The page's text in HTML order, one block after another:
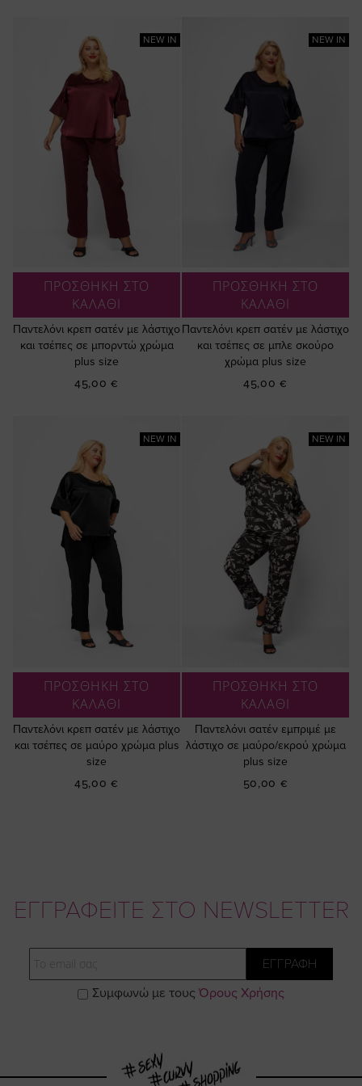
NEW IN
ΠΡΟΣΘΗΚΗ ΣΤΟ
ΚΑΛΑΘΙ
Παντελόνι κρεπ σατέν με λάστιχο
και τσέπες σε μπορντώ χρώμα
plus size
45,00 €
NEW IN
ΠΡΟΣΘΗΚΗ ΣΤΟ
ΚΑΛΑΘΙ
Παντελόνι κρεπ σατέν με λάστιχο
και τσέπες σε μπλε σκούρο
χρώμα plus size
45,00 €
NEW IN
ΠΡΟΣΘΗΚΗ ΣΤΟ
ΚΑΛΑΘΙ
Παντελόνι κρεπ σατέν με λάστιχο
και τσέπες σε μαύρο χρώμα plus
size
45,00 €
NEW IN
ΠΡΟΣΘΗΚΗ ΣΤΟ
ΚΑΛΑΘΙ
Παντελόνι σατέν εμπριμέ με
λάστιχο σε μαύρο/εκρού χρώμα
plus size
50,00 €
ΕΓΓΡΑΦΕΙΤΕ ΣΤΟ NEWSLETTER
ΕΓΓΡΑΦΗ
Συμφωνώ με τους Όρους Χρήσης